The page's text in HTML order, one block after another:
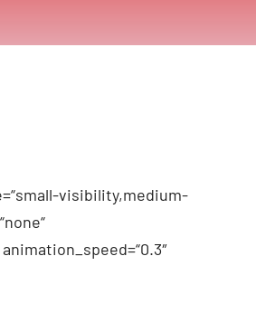
visibility,medium-